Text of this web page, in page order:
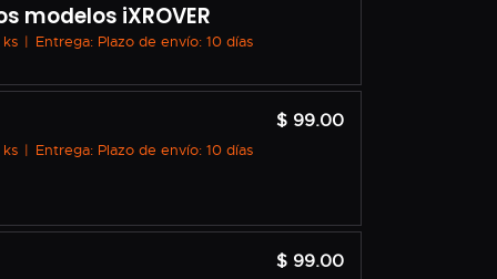
modelos iXROVER
| Entrega: Plazo de envío: 10 días
| Entrega: Plazo de envío: 10 días
$ 99.00
$ 99.00